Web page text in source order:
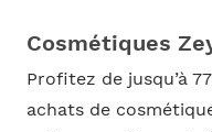
Cosmétiques
Profitez de jusqu’à
achats de